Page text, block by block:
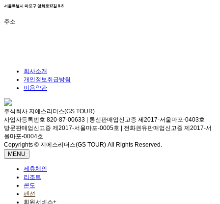
서울특별시 마포구 양화로12길 8-8
주소
회사소개
개인정보취급방침
이용약관
주식회사 지에스리더스(GS TOUR)
사업자등록번호 820-87-00633 | 통신판매업신고증 제2017-서울마포-0403호
방문판매업신고증 제2017-서울마포-0005호 | 전화권유판매업신고증 제2017-서
울마포-0004호
Copyrights © 지에스리더스(GS TOUR) All Rights Reserved.
MENU
제휴체인
리조트
콘도
펜션
회원서비스+